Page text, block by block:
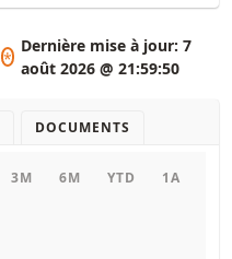
*
Dernière mise à jour: 7
août 2026 @ 21:59:50
DOCUMENTS
3M 6M YTD 1A